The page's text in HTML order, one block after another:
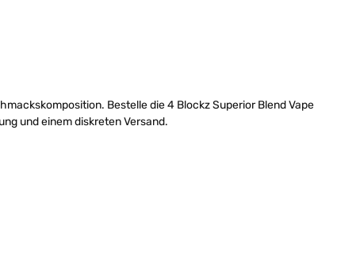
Bestelle die 4 Blockz Superior Blend Vape
und einem diskreten Versand.